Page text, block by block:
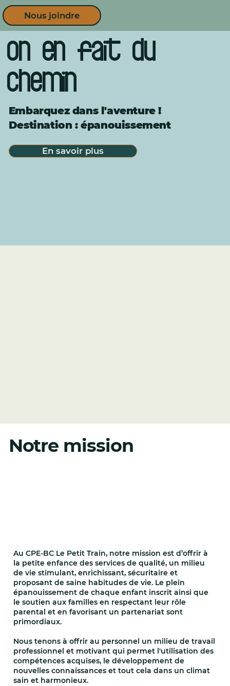
Nous joindre
On en fait du
chemin
Embarquez dans l'aventure !
Destination : épanouissement
En savoir plus
Notre mission
Au CPE-BC Le Petit Train, notre mission est d’offrir à
la petite enfance des services de qualité, un milieu
de vie stimulant, enrichissant, sécuritaire et
proposant de saine habitudes de vie. Le plein
épanouissement de chaque enfant inscrit ainsi que
le soutien aux familles en respectant leur rôle
parental et en favorisant un partenariat sont
primordiaux.
Nous tenons à offrir au personnel un milieu de travail
professionnel et motivant qui permet l'utilisation des
compétences acquises, le développement de
nouvelles connaissances et tout cela dans un climat
sain et harmonieux.